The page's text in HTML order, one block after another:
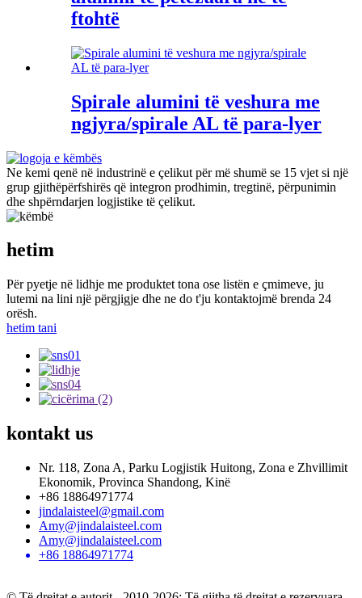
ftohtë
Spirale alumini të veshura me
ngjyra/spirale AL të para-lyer
Ne kemi qenë në industrinë e çelikut për më shumë se 15 vjet si një
grup gjithëpërfshirës që integron prodhimin, tregtinë, përpunimin
dhe shpërndarjen logjistike të çelikut.
hetim
Për pyetje në lidhje me produktet tona ose listën e çmimeve, ju
lutemi na lini një përgjigje dhe ne do t'ju kontaktojmë brenda 24
orësh.
hetim tani
kontakt us
Nr. 118, Zona A, Parku Logjistik Huitong, Zona e Zhvillimit
Ekonomik, Provinca Shandong, Kinë
+86 18864971774
jindalaisteel@gmail.com
Amy@jindalaisteel.com
Amy@jindalaisteel.com
+86 18864971774